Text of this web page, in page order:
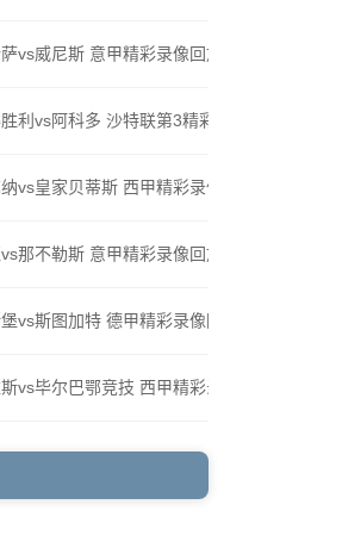
vs威尼斯 意甲精彩录像回放
利vs阿科多 沙特联第3精彩录像回
vs皇家贝蒂斯 西甲精彩录像回放
那不勒斯 意甲精彩录像回放
vs斯图加特 德甲精彩录像回放
vs毕尔巴鄂竞技 西甲精彩录像回